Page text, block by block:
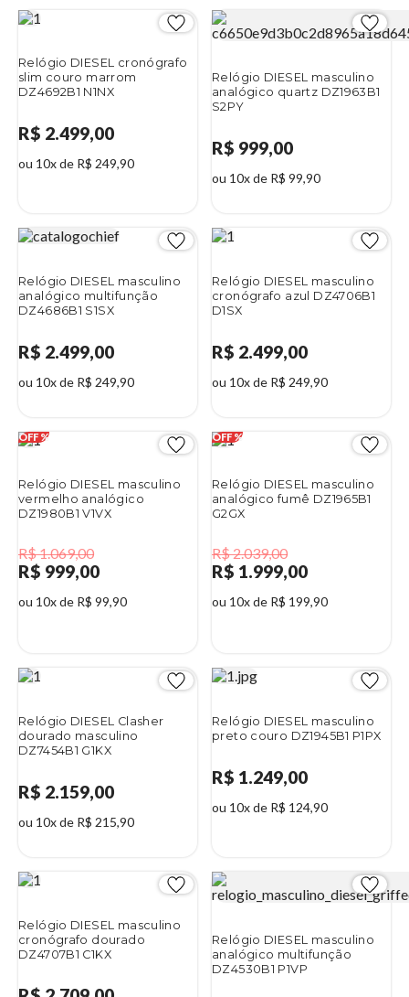
Relógio DIESEL cronógrafo
slim couro marrom
DZ4692B1 N1NX
R$ 2.499,00
ou 10x de R$ 249,90
Relógio DIESEL masculino
analógico quartz DZ1963B1
S2PY
R$ 999,00
ou 10x de R$ 99,90
Relógio DIESEL masculino
analógico multifunção
DZ4686B1 S1SX
R$ 2.499,00
ou 10x de R$ 249,90
Relógio DIESEL masculino
cronógrafo azul DZ4706B1
D1SX
R$ 2.499,00
ou 10x de R$ 249,90
Relógio DIESEL masculino
vermelho analógico
DZ1980B1 V1VX
R$ 1.069,00
R$ 999,00
ou 10x de R$ 99,90
Relógio DIESEL masculino
analógico fumê DZ1965B1
G2GX
R$ 2.039,00
R$ 1.999,00
ou 10x de R$ 199,90
Relógio DIESEL Clasher
dourado masculino
DZ7454B1 G1KX
R$ 2.159,00
ou 10x de R$ 215,90
Relógio DIESEL masculino
preto couro DZ1945B1 P1PX
R$ 1.249,00
ou 10x de R$ 124,90
Relógio DIESEL masculino
cronógrafo dourado
DZ4707B1 C1KX
Relógio DIESEL masculino
analógico multifunção
DZ4530B1 P1VP